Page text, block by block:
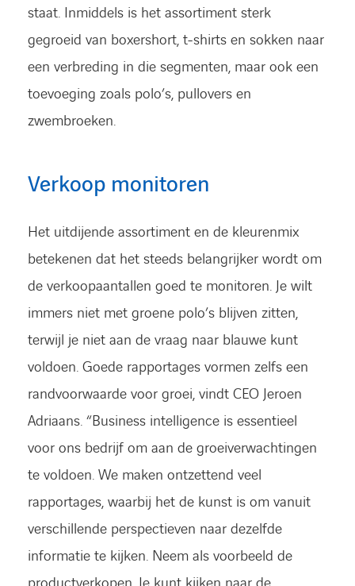
staat. Inmiddels is het assortiment sterk
gegroeid van boxershort, t-shirts en sokken naar
een verbreding in die segmenten, maar ook een
toevoeging zoals polo’s, pullovers en
zwembroeken.
Verkoop monitoren
Het uitdijende assortiment en de kleurenmix
betekenen dat het steeds belangrijker wordt om
de verkoopaantallen goed te monitoren. Je wilt
immers niet met groene polo’s blijven zitten,
terwijl je niet aan de vraag naar blauwe kunt
voldoen. Goede rapportages vormen zelfs een
randvoorwaarde voor groei, vindt CEO Jeroen
Adriaans. “Business intelligence is essentieel
voor ons bedrijf om aan de groeiverwachtingen
te voldoen. We maken ontzettend veel
rapportages, waarbij het de kunst is om vanuit
verschillende perspectieven naar dezelfde
informatie te kijken. Neem als voorbeeld de